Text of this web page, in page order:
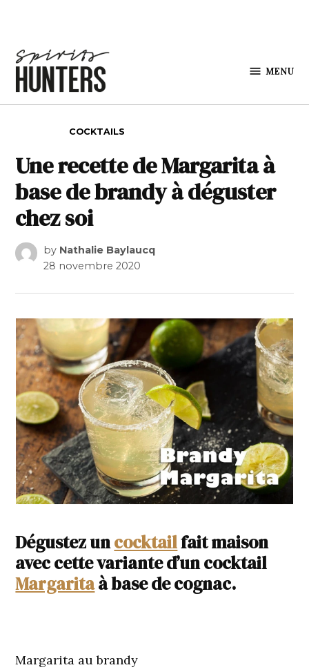
MENU
COCKTAILS
Une recette de Margarita à
base de brandy à déguster
chez soi
by Nathalie Baylaucq
28 novembre 2020
Dégustez uncocktailfait maison
avec cette variante d’un cocktail
Margaritaà base de cognac.
Margarita au brandy